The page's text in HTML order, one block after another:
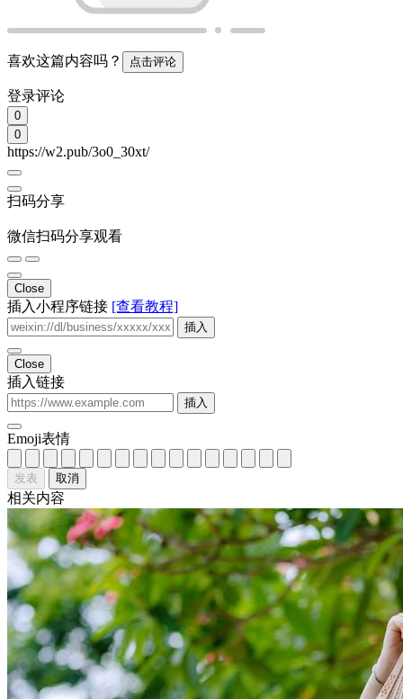
喜欢这篇内容吗？ 点击评论
登录评论
0
0
https://w2.pub/3o0_30xt/
扫码分享
微信扫码分享观看
Close
插入小程序链接 [查看教程]
插入
Close
插入链接
插入
Emoji表情
发表 取消
相关内容